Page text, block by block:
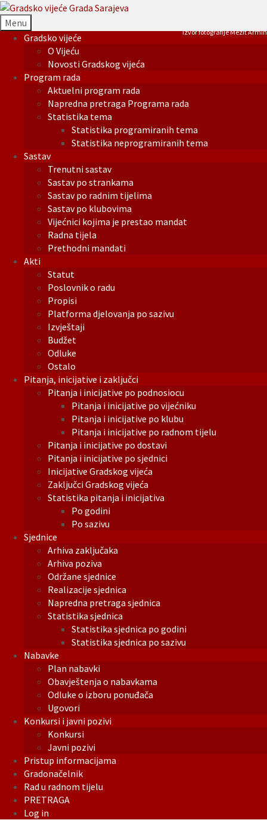
Menu
Gradsko vijeće
O Vijeću
Novosti Gradskog vijeća
Program rada
Aktuelni program rada
Napredna pretraga Programa rada
Statistika tema
Statistika programiranih tema
Statistika neprogramiranih tema
Sastav
Trenutni sastav
Sastav po strankama
Sastav po radnim tijelima
Sastav po klubovima
Vijećnici kojima je prestao mandat
Radna tijela
Prethodni mandati
Akti
Statut
Poslovnik o radu
Propisi
Platforma djelovanja po sazivu
Izvještaji
Budžet
Odluke
Ostalo
Pitanja, inicijative i zaključci
Pitanja i inicijative po podnosiocu
Pitanja i inicijative po vijećniku
Pitanja i inicijative po klubu
Pitanja i inicijative po radnom tijelu
Pitanja i inicijative po dostavi
Pitanja i inicijative po sjednici
Inicijative Gradskog vijeća
Zaključci Gradskog vijeća
Statistika pitanja i inicijativa
Po godini
Po sazivu
Sjednice
Arhiva zaključaka
Arhiva poziva
Održane sjednice
Realizacije sjednica
Napredna pretraga sjednica
Statistika sjednica
Statistika sjednica po godini
Statistika sjednica po sazivu
Nabavke
Plan nabavki
Obavještenja o nabavkama
Odluke o izboru ponuđača
Ugovori
Konkursi i javni pozivi
Konkursi
Javni pozivi
Pristup informacijama
Gradonačelnik
Rad u radnom tijelu
PRETRAGA
Log in
Izvor fotografije Mezit Armin